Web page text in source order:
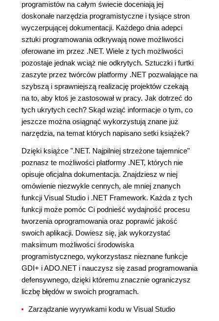
programistów na całym świecie doceniają jej
doskonałe narzędzia programistyczne i tysiące stron
wyczerpującej dokumentacji. Każdego dnia adepci
sztuki programowania odkrywają nowe możliwości
oferowane im przez .NET. Wiele z tych możliwości
pozostaje jednak wciąż nie odkrytych. Sztuczki i furtki
zaszyte przez twórców platformy .NET pozwalające na
szybszą i sprawniejszą realizację projektów czekają
na to, aby ktoś je zastosował w pracy. Jak dotrzeć do
tych ukrytych cech? Skąd wziąć informacje o tym, co
jeszcze można osiągnąć wykorzystują znane już
narzędzia, na temat których napisano setki książek?
Dzięki książce ".NET. Najpilniej strzeżone tajemnice"
poznasz te możliwości platformy .NET, których nie
opisuje oficjalna dokumentacja. Znajdziesz w niej
omówienie niezwykle cennych, ale mniej znanych
funkcji Visual Studio i .NET Framework. Każda z tych
funkcji może pomóc Ci podnieść wydajność procesu
tworzenia oprogramowania oraz poprawić jakość
swoich aplikacji. Dowiesz się, jak wykorzystać
maksimum możliwości środowiska
programistycznego, wykorzystasz nieznane funkcje
GDI+ i ADO.NET i nauczysz się zasad programowania
defensywnego, dzięki któremu znacznie ograniczysz
liczbę błędów w swoich programach.
Zarządzanie wyrywkami kodu w Visual Studio